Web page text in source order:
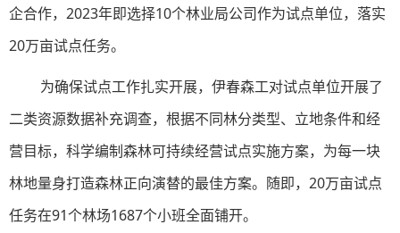
企合作，2023年即选择10个林业局公司作为试点单位，落实
20万亩试点任务。
为确保试点工作扎实开展，伊春森工对试点单位开展了
二类资源数据补充调查，根据不同林分类型、立地条件和经
营目标，科学编制森林可持续经营试点实施方案，为每一块
林地量身打造森林正向演替的最佳方案。随即，20万亩试点
任务在91个林场1687个小班全面铺开。